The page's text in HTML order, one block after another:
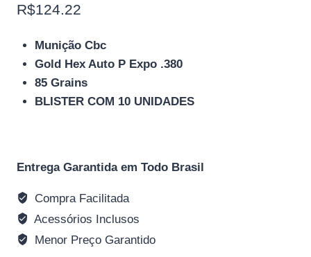
R$124.22
Munição Cbc
Gold Hex Auto P Expo .380
85 Grains
BLISTER COM 10 UNIDADES
Entrega Garantida em Todo Brasil
Compra Facilitada
Acessórios Inclusos
Menor Preço Garantido